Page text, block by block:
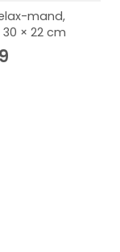
mand,
30 × 22 cm